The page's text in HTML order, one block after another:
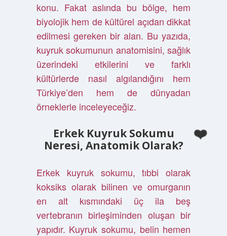
konu. Fakat aslında bu bölge, hem
biyolojik hem de kültürel açıdan dikkat
edilmesi gereken bir alan. Bu yazıda,
kuyruk sokumunun anatomisini, sağlık
üzerindeki etkilerini ve farklı
kültürlerde nasıl algılandığını hem
Türkiye’den hem de dünyadan
örneklerle inceleyeceğiz.
Erkek Kuyruk Sokumu
Neresi, Anatomik Olarak?
Erkek kuyruk sokumu, tıbbi olarak
koksiks olarak bilinen ve omurganın
en alt kısmındaki üç ila beş
vertebranın birleşiminden oluşan bir
yapıdır. Kuyruk sokumu, belin hemen